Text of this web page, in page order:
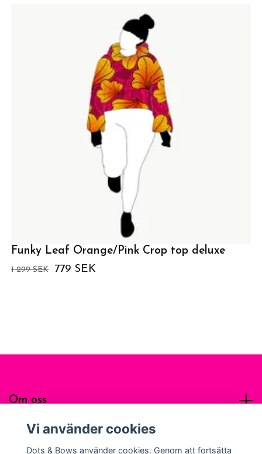
Funky Leaf Orange/Pink Crop top deluxe
1 299 SEK 779 SEK
Om oss
Sociala medier
Vi använder cookies
Dots & Bows använder cookies. Genom att fortsätta